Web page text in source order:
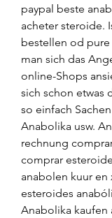
paypal beste
acheter steroide.
bestellen od pure
man sich das
online-Shops
sich schon etwas
so einfach
Anabolika usw.
rechnung
comprar
anabolen kuur en
esteroides
Anabolika kaufen